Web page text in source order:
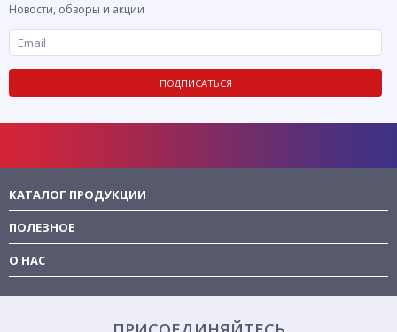
Новости, обзоры и акции
ПОДПИСАТЬСЯ
КАТАЛОГ ПРОДУКЦИИ
ПОЛЕЗНОЕ
О НАС